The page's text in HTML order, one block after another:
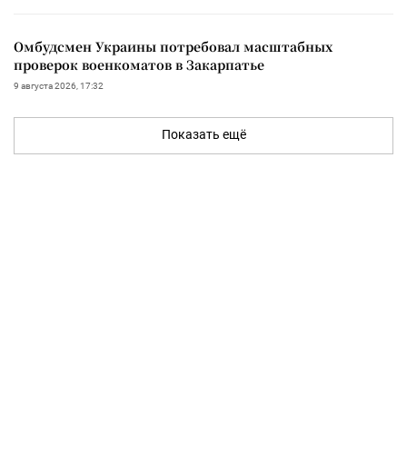
Омбудсмен Украины потребовал масштабных
проверок военкоматов в Закарпатье
9 августа 2026, 17:32
Показать ещё